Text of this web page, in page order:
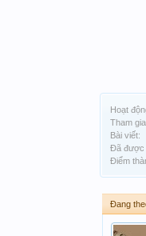
Hoạt
Tham
Bài viết:
Đã được
Điểm
Đang